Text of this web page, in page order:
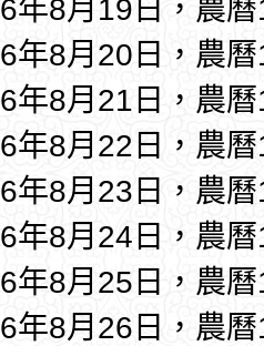
年8月19日，農
年8月20日，農
年8月21日，農
年8月22日，農
年8月23日，農
年8月24日，農
年8月25日，農
年8月26日，農